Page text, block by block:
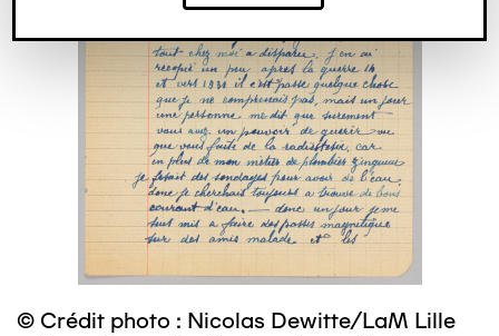
© Crédit photo : Nicolas Dewitte/LaM Lille